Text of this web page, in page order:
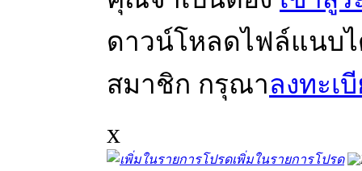
ดาวน์โหลดไฟล์แนบ
สมาชิก กรุณาลงทะเ
x
เพิ่มในรายการโปรด